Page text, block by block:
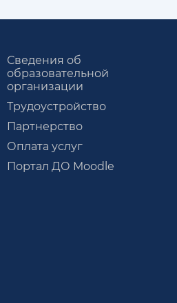
Сведения об
образовательной
организации
Трудоустройство
Партнерство
Оплата услуг
Портал ДО Moodle